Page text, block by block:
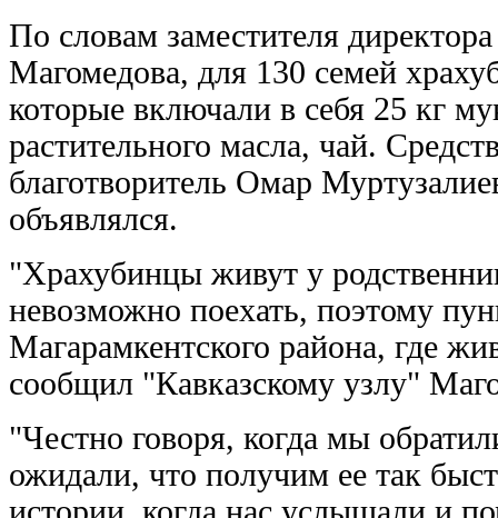
По словам заместителя
Магомедова, для 130 семей
которые включали в себя 25 кг
растительного масла, чай.
благотворитель Омар
объявлялся.
"Храхубинцы живут у
невозможно поехать, поэтому
Магарамкентского района, где
сообщил "Кавказскому узлу"
"Честно говоря, когда мы
ожидали, что получим ее так
истории, когда нас услышали и